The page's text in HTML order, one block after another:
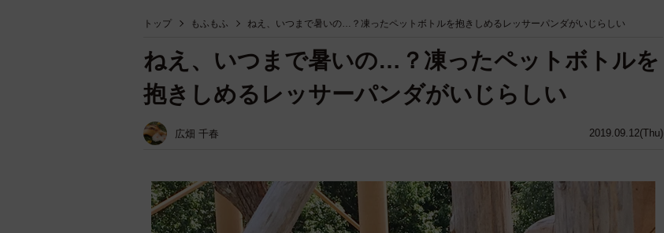
トップ もふもふ ねえ、いつまで暑いの…？凍ったペットボトルを抱きしめるレッサーパンダがいじらしい
2019.09.12(Thu)
ねえ、いつまで暑いの…？凍ったペットボトルを
抱きしめるレッサーパンダがいじらしい
広畑 千春